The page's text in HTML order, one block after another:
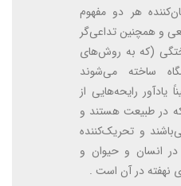
هر دو مفهوم
و همچنین تداعی‌گر
(که به روش‌های
ساخته می‌شوند
رایحه‌هایی از
در طبیعت هستند و
و تحریک‌کننده
انسان و حیوان و
نهفته در آن است .